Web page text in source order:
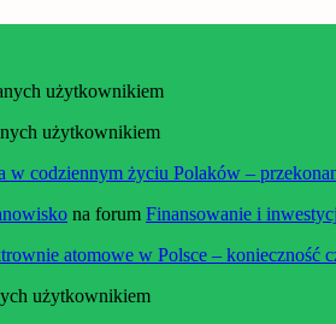
użytkownikiem
użytkownikiem
w codziennym życiu Polaków –
na forum Finansowanie i
atomowe w Polsce – konieczność
użytkownikiem